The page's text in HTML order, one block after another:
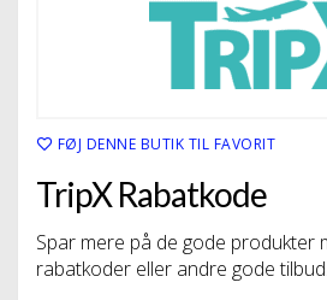
FØJ DENNE BUTIK TIL FAVORIT
TripX Rabatkode
Spar mere på de gode produkter
rabatkoder eller andre gode tilbud.